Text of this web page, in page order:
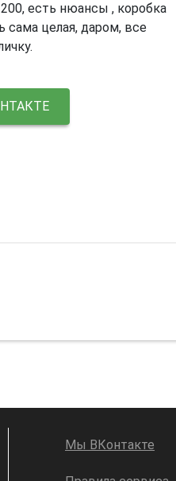
есть нюансы , коробка
сама целая, даром, все
Мы ВКонтакте